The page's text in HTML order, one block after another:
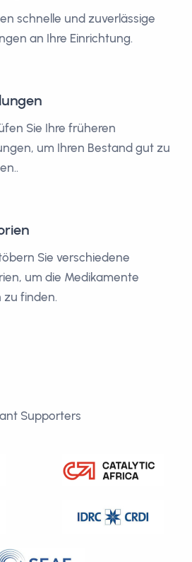
schnelle und zuverlässige
an Ihre Einrichtung.
Sie Ihre früheren
um Ihren Bestand gut zu
Sie verschiedene
um die Medikamente
zu finden.
Supporters